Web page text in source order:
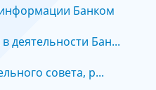
Банком
деятельности Бан...
совета, р...